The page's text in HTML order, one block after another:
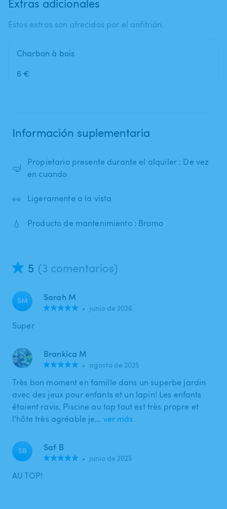
Estos extras son ofrecidos por el anfitrión.
Charbon à bois
6 €
Información suplementaria
🤿
Propietario presente durante el alquiler : De vez
en cuando
👀 Ligeramente a la vista
💧 Producto de mantenimiento : Bromo
5 (3 comentarios)
SM Sarah M
• junio de 2026
Super
Brankica M
• agosto de 2025
Très bon moment en famille dans un superbe jardin
avec des jeux pour enfants et un lapin! Les enfants
étaient ravis. Piscine au top tout est très propre et
l’hôte très agréable je… ver más
SB Saf B
• junio de 2025
AU TOP!